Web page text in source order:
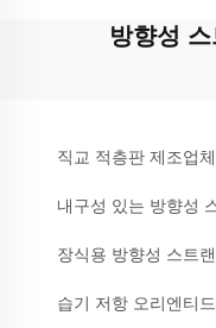
방향성
직교 적층판 제조업체
내구성 있는 방향성
장식용 방향성 스트
습기 저항 오리엔티